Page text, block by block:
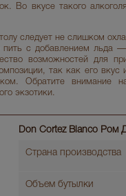
Во вкусе такого
следует не слишком
с добавлением льда
возможностей для
так как его
Обратите внимание
экзотики.
Don Cortez Blanco Ром
Страна производства
Объем бутылки